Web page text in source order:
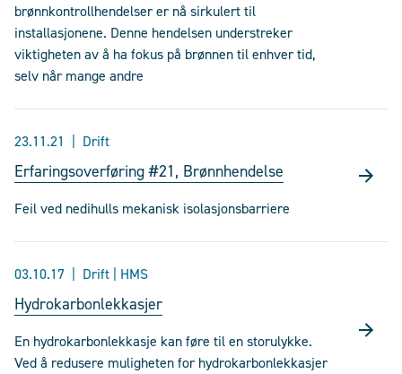
brønnkontrollhendelser er nå sirkulert til
installasjonene. Denne hendelsen understreker
viktigheten av å ha fokus på brønnen til enhver tid,
selv når mange andre
23.11.21 Drift
Erfaringsoverføring #21, Brønnhendelse
Feil ved nedihulls mekanisk isolasjonsbarriere
03.10.17 Drift | HMS
Hydrokarbonlekkasjer
En hydrokarbonlekkasje kan føre til en storulykke.
Ved å redusere muligheten for hydrokarbonlekkasjer